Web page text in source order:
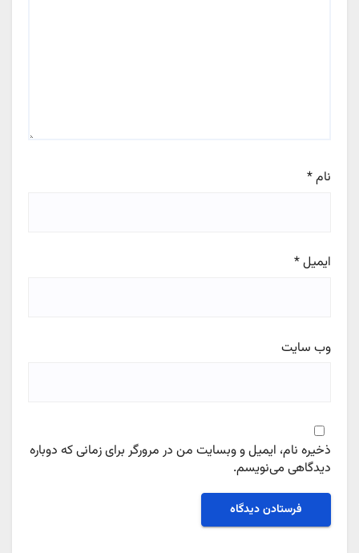
نام*
ایمیل*
وب‌ سایت
ذخیره نام، ایمیل و وبسایت من در مرورگر برای زمانی که دوباره
دیدگاهی می‌نویسم.